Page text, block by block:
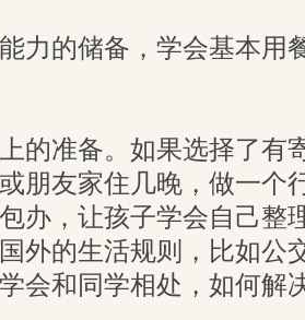
的储备，学会基本用
准备。如果选择了有
朋友家住几晚，做一个
办，让孩子学会自己整
外的生活规则，比如公
会和同学相处，如何解